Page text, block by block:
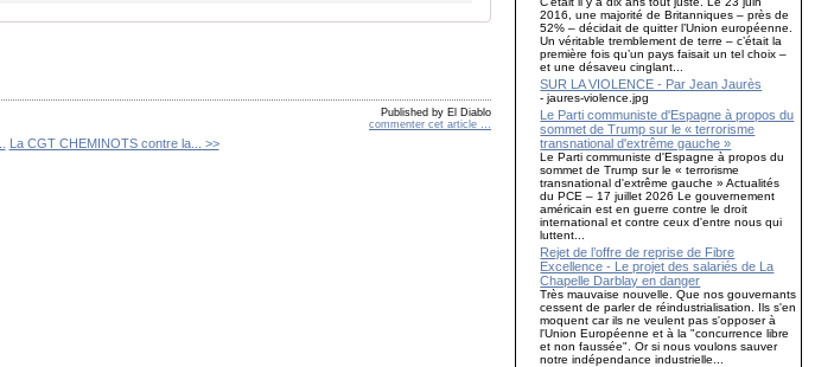
Published by El Diablo
commenter cet article …
La CGT CHEMINOTS contre la... >>
2016, une majorité de Britanniques – près de
52% – décidait de quitter l’Union européenne.
Un véritable tremblement de terre – c’était la
première fois qu’un pays faisait un tel choix –
et une désaveu cinglant...
SUR LA VIOLENCE - Par Jean Jaurès
- jaures-violence.jpg
Le Parti communiste d'Espagne à propos du
sommet de Trump sur le « terrorisme
transnational d'extrême gauche »
Le Parti communiste d'Espagne à propos du
sommet de Trump sur le « terrorisme
transnational d'extrême gauche » Actualités
du PCE – 17 juillet 2026 Le gouvernement
américain est en guerre contre le droit
international et contre ceux d'entre nous qui
luttent...
Rejet de l’offre de reprise de Fibre
Excellence - Le projet des salariés de La
Chapelle Darblay en danger
Très mauvaise nouvelle. Que nos gouvernants
cessent de parler de réindustrialisation. Ils s'en
moquent car ils ne veulent pas s'opposer à
l'Union Européenne et à la "concurrence libre
et non faussée". Or si nous voulons sauver
notre indépendance industrielle...